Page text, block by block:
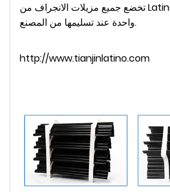
تخضع جميع مزيلات الانجراف من Latino لضمان لمدة سنة
واحدة عند تسليمها من المصنع.
http://www.tianjinlatino.com